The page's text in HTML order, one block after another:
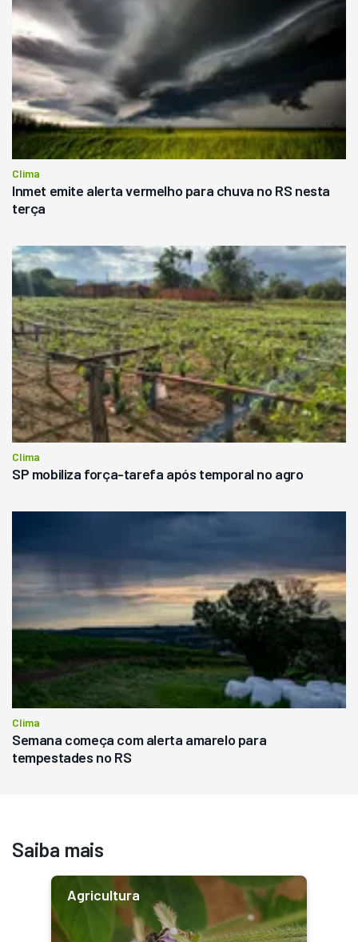
Clima
Inmet emite alerta vermelho para chuva no RS nesta
terça
Clima
SP mobiliza força-tarefa após temporal no agro
Clima
Semana começa com alerta amarelo para
tempestades no RS
Saiba mais
Agricultura